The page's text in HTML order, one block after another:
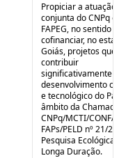
Propiciar a atuação
conjunta do CNPq e
FAPEG, no sentido
cofinanciar, no
Goiás, projetos que
contribuir
significativamente
desenvolvimento
e tecnológico do
âmbito da Chamada
CNPq/MCTI/
FAPs/PELD nº 21/
Pesquisa Ecológica
Longa Duração.